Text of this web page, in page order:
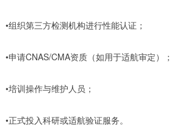
•组织第三方检测机构进行性能认证；
•申请CNAS/CMA资质（如用于适航审定）；
•培训操作与维护人员；
•正式投入科研或适航验证服务。